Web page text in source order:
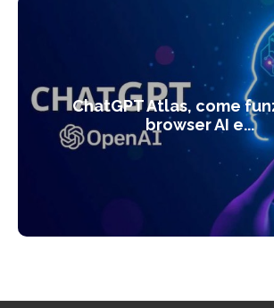
ChatGPT Atlas, come
browser AI e...